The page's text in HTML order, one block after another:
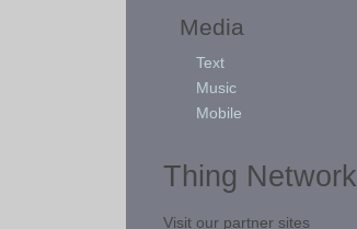
Media
Text
Music
Mobile
Thing Network
Visit our partner sites